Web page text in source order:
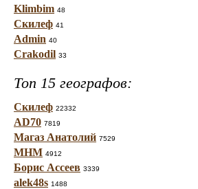
Klimbim 48
Скилеф 41
Admin 40
Crakodil 33
Топ 15 географов:
Скилеф 22332
AD70 7819
Магаз Анатолий 7529
МНМ 4912
Борис Ассеев 3339
alek48s 1488